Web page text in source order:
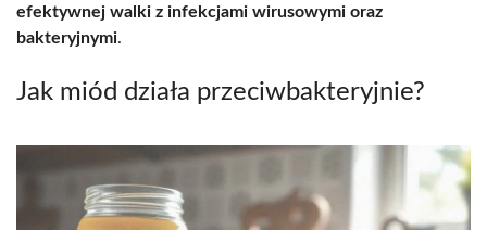
efektywnej walki z infekcjami wirusowymi oraz
bakteryjnymi.
Jak miód działa przeciwbakteryjnie?